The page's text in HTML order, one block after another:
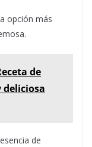
opción más
de
deliciosa
de